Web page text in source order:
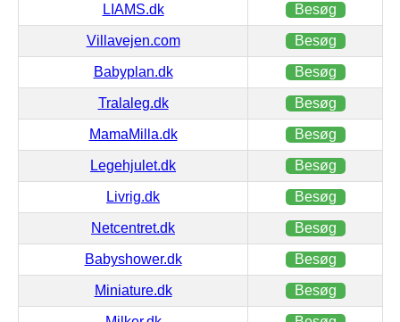
LIAMS.dk Besøg
Villavejen.com Besøg
Babyplan.dk Besøg
Tralaleg.dk Besøg
MamaMilla.dk Besøg
Legehjulet.dk Besøg
Livrig.dk Besøg
Netcentret.dk Besøg
Babyshower.dk Besøg
Miniature.dk Besøg